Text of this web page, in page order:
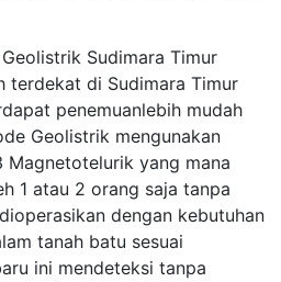
Sudimara Timur
terdekat di Sudimara Timur
penemuanlebih mudah
Geolistrik mengunakan
Magnetotelurik yang mana
1 atau 2 orang saja tanpa
dengan kebutuhan
tanah batu sesuai
ini mendeteksi tanpa